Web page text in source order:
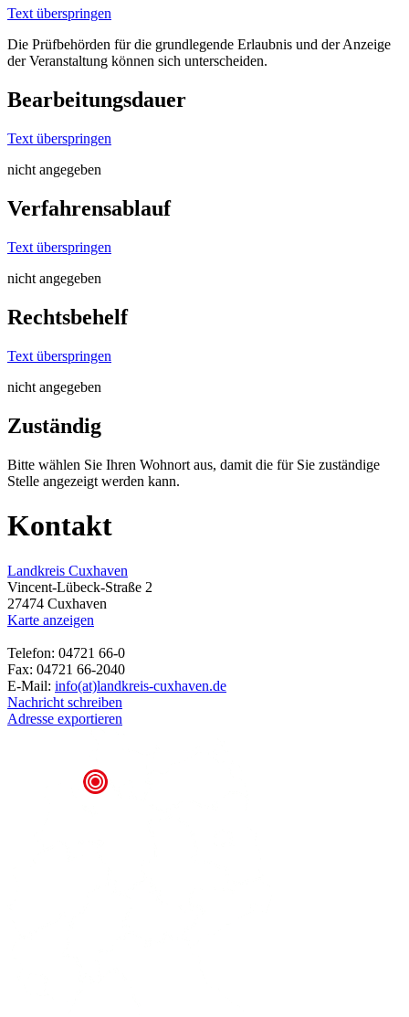
Text überspringen
Die Prüfbehörden für die grundlegende Erlaubnis und der Anzeige
der Veranstaltung können sich unterscheiden.
Bearbeitungsdauer
Text überspringen
nicht angegeben
Verfahrensablauf
Text überspringen
nicht angegeben
Rechtsbehelf
Text überspringen
nicht angegeben
Zuständig
Bitte wählen Sie Ihren Wohnort aus, damit die für Sie zuständige
Stelle angezeigt werden kann.
Kontakt
Landkreis Cuxhaven
Vincent-Lübeck-Straße 2
27474 Cuxhaven
Karte anzeigen
Telefon: 04721 66-0
Fax: 04721 66-2040
E-Mail: info(at)landkreis-cuxhaven.de
Nachricht schreiben
Adresse exportieren